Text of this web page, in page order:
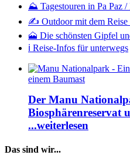
⛰️ Tagestouren in Pa Paz
✍️ Outdoor mit dem Reise
🗻 Die schönsten Gipfel
ℹ️ Reise-Infos für unterwegs
Der Manu
Biosphärenreservat
...weiterlesen
Das sind wir...